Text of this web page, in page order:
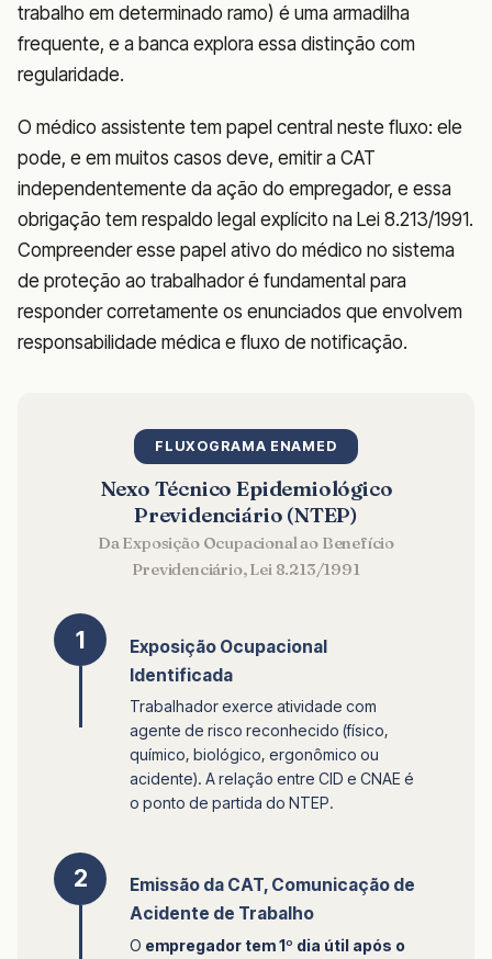
trabalho em determinado ramo) é uma armadilha
frequente, e a banca explora essa distinção com
regularidade.
O médico assistente tem papel central neste fluxo: ele
pode, e em muitos casos deve, emitir a CAT
independentemente da ação do empregador, e essa
obrigação tem respaldo legal explícito na Lei 8.213/1991.
Compreender esse papel ativo do médico no sistema
de proteção ao trabalhador é fundamental para
responder corretamente os enunciados que envolvem
responsabilidade médica e fluxo de notificação.
FLUXOGRAMA ENAMED
Nexo Técnico Epidemiológico
Previdenciário (NTEP)
Da Exposição Ocupacional ao Benefício
Previdenciário, Lei 8.213/1991
1
Exposição Ocupacional
Identificada
Trabalhador exerce atividade com
agente de risco reconhecido (físico,
químico, biológico, ergonômico ou
acidente). A relação entre CID e CNAE é
o ponto de partida do NTEP.
2
Emissão da CAT, Comunicação de
Acidente de Trabalho
O empregador tem 1º dia útil após o